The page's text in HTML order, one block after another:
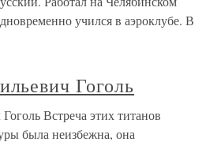
учился в аэроклубе. В
Гоголь
Встреча этих титанов
была неизбежна, она